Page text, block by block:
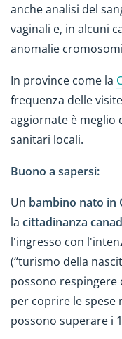
anche analisi del
vaginali e, in alcuni
anomalie
In province come la
frequenza delle
aggiornate è meglio
sanitari locali.
Buono a sapersi:
Un bambino nato in
la cittadinanza
l'ingresso con
(“turismo della
possono respingere
per coprire le spese
possono superare i